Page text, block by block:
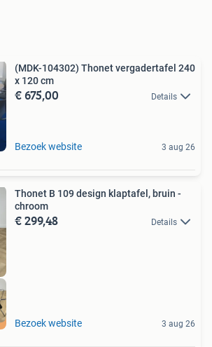
(MDK-104302) Thonet vergadertafel 240
x 120 cm
€ 675,00 Details
Bezoek website 3 aug 26
Thonet B 109 design klaptafel, bruin -
chroom
€ 299,48 Details
Bezoek website 3 aug 26